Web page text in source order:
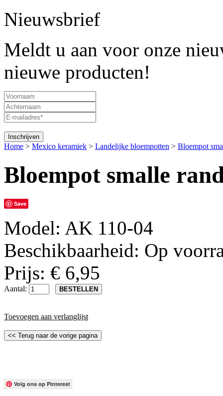
Nieuwsbrief
Meldt u aan voor onze
nieuwe producten!
Home > Mexico keramiek > Landelijke bloempotten > Bloempot
Bloempot smalle
Save
Model: AK 110-04
Beschikbaarheid: Op
Prijs: € 6,95
Aantal:
Toevoegen aan verlanglijst
Volg ons op Pinterest